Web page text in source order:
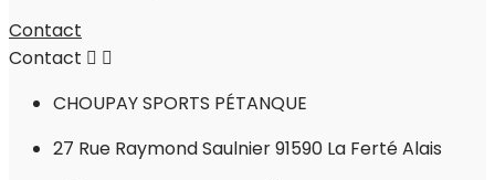
Contact
Contact  
CHOUPAY SPORTS PÉTANQUE
27 Rue Raymond Saulnier 91590 La Ferté Alais